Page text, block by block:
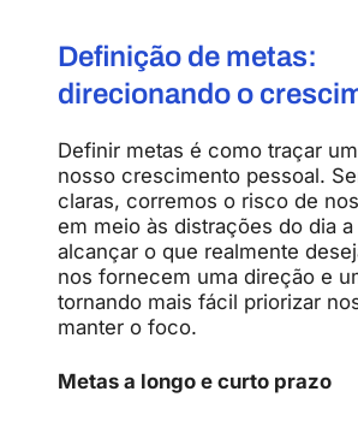
Definição de metas:
direcionando o
Definir metas é como traçar
nosso crescimento pessoal.
claras, corremos o risco de
em meio às distrações do dia a
alcançar o que realmente
nos fornecem uma direção e
tornando mais fácil priorizar
manter o foco.
Metas a longo e curto prazo